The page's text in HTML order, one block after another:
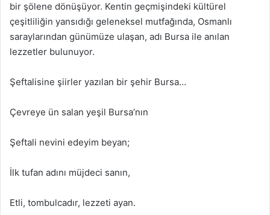
bir şölene dönüşüyor. Kentin geçmişindeki kültürel
çeşitliliğin yansıdığı geleneksel mutfağında, Osmanlı
saraylarından günümüze ulaşan, adı Bursa ile anılan
lezzetler bulunuyor.
Şeftalisine şiirler yazılan bir şehir Bursa…
Çevreye ün salan yeşil Bursa’nın
Şeftali nevini edeyim beyan;
İlk tufan adını müjdeci sanın,
Etli, tombulcadır, lezzeti ayan.